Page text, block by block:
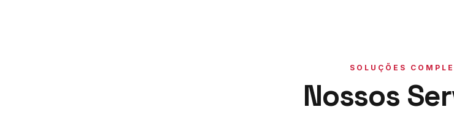
SOLUÇÕES
Nossos